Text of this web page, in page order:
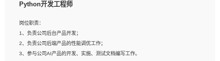
3、熟悉react/vue/angular任何一种前端框架，熟悉react优先；
5、善于沟通，具有团队意识；
Python开发工程师
岗位职责：
1、负责公司后台产品开发；
2、负责公司后端产品的性能调优工作；
3、参与公司AI产品的开发、实施、测试文档编写工作。